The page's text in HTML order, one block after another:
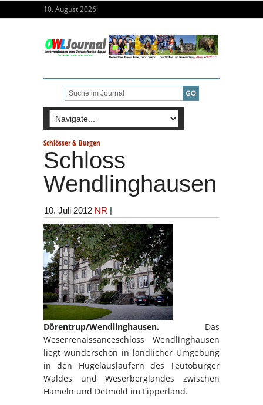
10. August 2026
Schlösser & Burgen
Schloss
Wendlinghausen
10. Juli 2012 NR |
Dörentrup/Wendlinghausen. Das
Weserrenaissanceschloss Wendlinghausen
liegt wunderschön in ländlicher Umgebung
in den Hügelausläufern des Teutoburger
Waldes und Weserberglandes zwischen
Hameln und Detmold im Lipperland.